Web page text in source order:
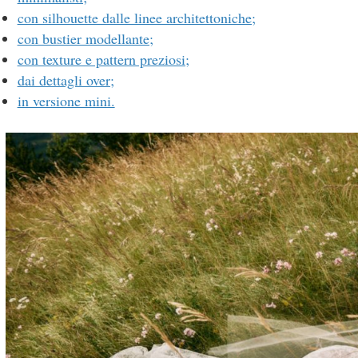
con silhouette dalle linee architettoniche;
con bustier modellante;
con texture e pattern preziosi;
dai dettagli over;
in versione mini.